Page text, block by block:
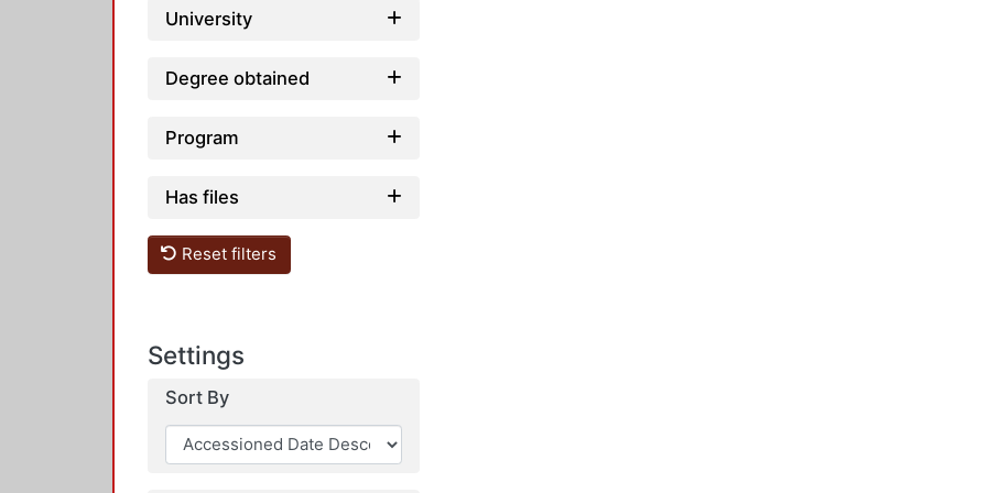
University
Degree obtained
Program
Has files
Reset filters
Settings
Sort By